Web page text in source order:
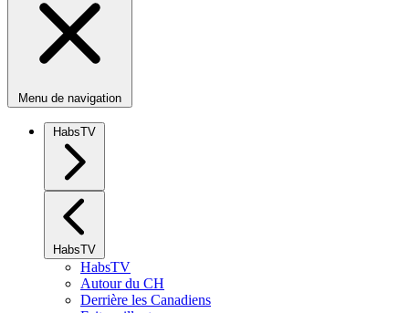
Menu de navigation
HabsTV
HabsTV
HabsTV
Autour du CH
Derrière les Canadiens